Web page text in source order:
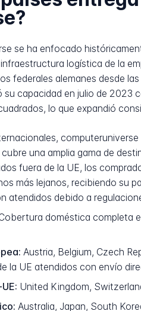
se ha enfocado
logística de la
federales alemanes desde
su capacidad en julio de 2023
lo que expandió
una amplia gama de
fuera de la UE, los
más lejanos, recibiendo su
atendidos debido a
doméstica completa
Austria, Belgium, Czech
la UE atendidos con envío
United Kingdom,
Australia, Japan, South